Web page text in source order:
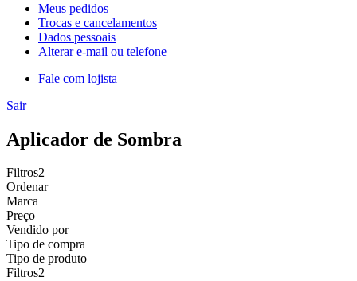
Meus pedidos
Trocas e cancelamentos
Dados pessoais
Alterar e-mail ou telefone
Fale com lojista
Sair
Aplicador de Sombra
Filtros2
Ordenar
Marca
Preço
Vendido por
Tipo de compra
Tipo de produto
Filtros2